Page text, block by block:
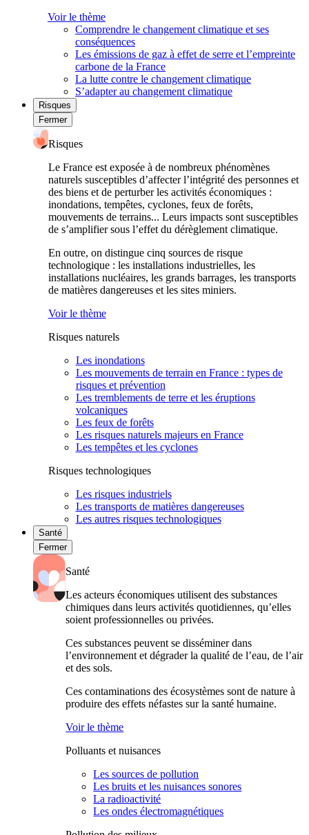
Voir le thème
Comprendre le changement climatique et ses
conséquences
Les émissions de gaz à effet de serre et l’empreinte
carbone de la France
La lutte contre le changement climatique
S’adapter au changement climatique
Risques
Fermer
Risques
Le France est exposée à de nombreux phénomènes
naturels susceptibles d’affecter l’intégrité des personnes et
des biens et de perturber les activités économiques :
inondations, tempêtes, cyclones, feux de forêts,
mouvements de terrains... Leurs impacts sont susceptibles
de s’amplifier sous l’effet du dérèglement climatique.
En outre, on distingue cinq sources de risque
technologique : les installations industrielles, les
installations nucléaires, les grands barrages, les transports
de matières dangereuses et les sites miniers.
Voir le thème
Risques naturels
Les inondations
Les mouvements de terrain en France : types de
risques et prévention
Les tremblements de terre et les éruptions
volcaniques
Les feux de forêts
Les risques naturels majeurs en France
Les tempêtes et les cyclones
Risques technologiques
Les risques industriels
Les transports de matières dangereuses
Les autres risques technologiques
Santé
Fermer
Santé
Les acteurs économiques utilisent des substances
chimiques dans leurs activités quotidiennes, qu’elles
soient professionnelles ou privées.
Ces substances peuvent se disséminer dans
l’environnement et dégrader la qualité de l’eau, de l’air
et des sols.
Ces contaminations des écosystèmes sont de nature à
produire des effets néfastes sur la santé humaine.
Voir le thème
Polluants et nuisances
Les sources de pollution
Les bruits et les nuisances sonores
La radioactivité
Les ondes électromagnétiques